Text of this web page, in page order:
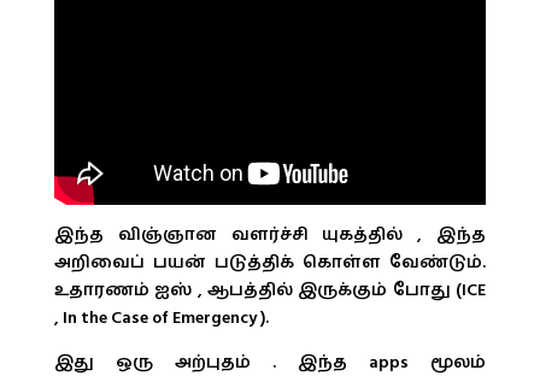
இந்த விஞ்ஞான வளர்ச்சி யுகத்தில் , இந்த
அறிவைப் பயன் படுத்திக் கொள்ள வேண்டும்.
உதாரணம் ஐஸ் , ஆபத்தில் இருக்கும் போது (ICE
, In the Case of Emergency ).
இது ஒரு அற்புதம் . இந்த apps மூலம்